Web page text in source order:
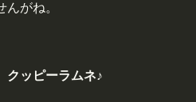
がね。
クッピーラムネ♪